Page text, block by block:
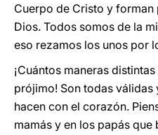
Cuerpo de Cristo y
Dios. Todos somos de la
eso rezamos los unos por
¡Cuántos maneras
prójimo! Son todas
hacen con el corazón.
mamás y en los papás